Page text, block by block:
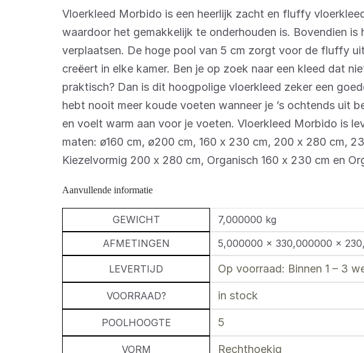
Vloerkleed Morbido is een heerlijk zacht en fluffy
waardoor het gemakkelijk te onderhouden is. Bovendien
verplaatsen. De hoge pool van 5 cm zorgt voor de fluffy
creëert in elke kamer. Ben je op zoek naar een kleed dat
praktisch? Dan is dit hoogpolige vloerkleed zeker een
hebt nooit meer koude voeten wanneer je ’s ochtends
en voelt warm aan voor je voeten. Vloerkleed Morbido is
maten: ø160 cm, ø200 cm, 160 x 230 cm, 200 x 280 cm,
Kiezelvormig 200 x 280 cm, Organisch 160 x 230 cm en
Aanvullende informatie
GEWICHT
7,000000 kg
AFMETINGEN
5,000000 × 330,000000 ×
LEVERTIJD Op voorraad: Binnen 1 – 3
VOORRAAD? in stock
POOLHOOGTE 5
VORM Rechthoekig